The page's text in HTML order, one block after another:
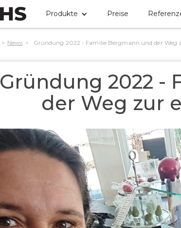
Produkte Preise
> News > Gründung 2022 - Familie Bergmann und der Weg
Gründung 2022 -
der Weg zur